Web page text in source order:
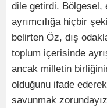
dile getirdi. Bölgesel,
ayrımcılığa hiçbir
belirten Öz, dış
toplum içerisinde
ancak milletin
olduğunu ifade
savunmak